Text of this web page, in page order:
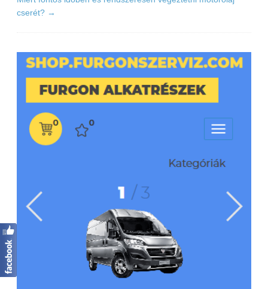
cserét? →